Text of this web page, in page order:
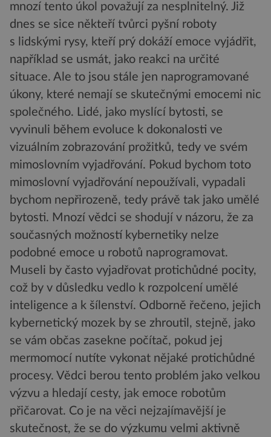
mnozí tento úkol považují za nesplnitelný. Již
dnes se sice někteří tvůrci pyšní roboty
s lidskými rysy, kteří prý dokáží emoce vyjádřit,
například se usmát, jako reakci na určité
situace. Ale to jsou stále jen naprogramované
úkony, které nemají se skutečnými emocemi nic
společného. Lidé, jako myslící bytosti, se
vyvinuli během evoluce k dokonalosti ve
vizuálním zobrazování prožitků, tedy ve svém
mimoslovním vyjadřování. Pokud bychom toto
mimoslovní vyjadřování nepoužívali, vypadali
bychom nepřirozeně, tedy právě tak jako umělé
bytosti. Mnozí vědci se shodují v názoru, že za
současných možností kybernetiky nelze
podobné emoce u robotů naprogramovat.
Museli by často vyjadřovat protichůdné pocity,
což by v důsledku vedlo k rozpolcení umělé
inteligence a k šílenství. Odborně řečeno, jejich
kybernetický mozek by se zhroutil, stejně, jako
se vám občas zasekne počítač, pokud jej
mermomocí nutíte vykonat nějaké protichůdné
procesy. Vědci berou tento problém jako velkou
výzvu a hledají cesty, jak emoce robotům
přičarovat. Co je na věci nejzajímavější je
skutečnost, že se do výzkumu velmi aktivně